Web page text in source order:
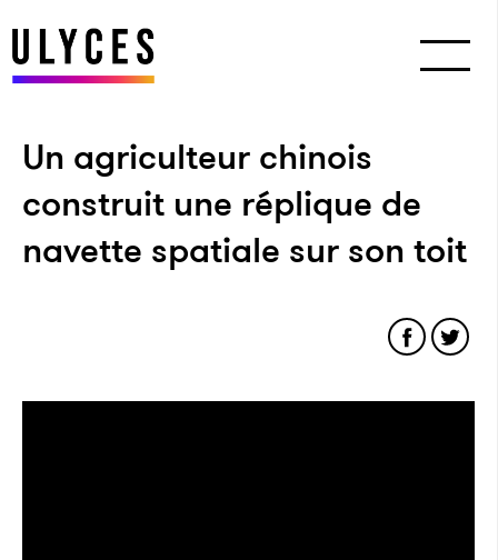
Un agriculteur chinois
construit une réplique de
navette spatiale sur son toit